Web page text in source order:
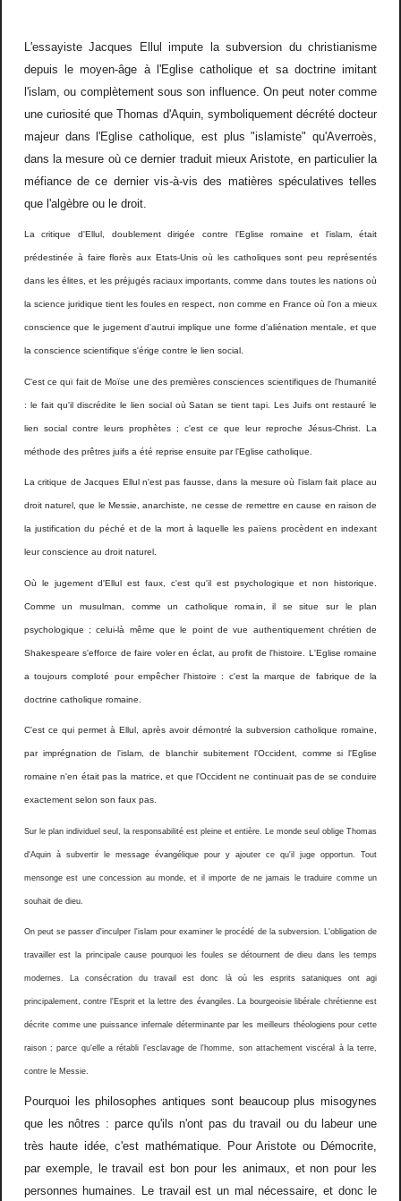
L'essayiste Jacques Ellul impute la subversion du christianisme
depuis le moyen-âge à l'Eglise catholique et sa doctrine imitant
l'islam, ou complètement sous son influence. On peut noter comme
une curiosité que Thomas d'Aquin, symboliquement décrété docteur
majeur dans l'Eglise catholique, est plus "islamiste" qu'Averroès,
dans la mesure où ce dernier traduit mieux Aristote, en particulier la
méfiance de ce dernier vis-à-vis des matières spéculatives telles
que l'algèbre ou le droit.
La critique d'Ellul, doublement dirigée contre l'Eglise romaine et l'islam, était
prédestinée à faire florès aux Etats-Unis où les catholiques sont peu représentés
dans les élites, et les préjugés raciaux importants, comme dans toutes les nations où
la science juridique tient les foules en respect, non comme en France où l'on a mieux
conscience que le jugement d'autrui implique une forme d'aliénation mentale, et que
la conscience scientifique s'érige contre le lien social.
C'est ce qui fait de Moïse une des premières consciences scientifiques de l'humanité
: le fait qu'il discrédite le lien social où Satan se tient tapi. Les Juifs ont restauré le
lien social contre leurs prophètes ; c'est ce que leur reproche Jésus-Christ. La
méthode des prêtres juifs a été reprise ensuite par l'Eglise catholique.
La critique de Jacques Ellul n'est pas fausse, dans la mesure où l'islam fait place au
droit naturel, que le Messie, anarchiste, ne cesse de remettre en cause en raison de
la justification du péché et de la mort à laquelle les païens procèdent en indexant
leur conscience au droit naturel.
Où le jugement d'Ellul est faux, c'est qu'il est psychologique et non historique.
Comme un musulman, comme un catholique romain, il se situe sur le plan
psychologique ; celui-là même que le point de vue authentiquement chrétien de
Shakespeare s'efforce de faire voler en éclat, au profit de l'histoire. L'Eglise romaine
a toujours comploté pour empêcher l'histoire : c'est la marque de fabrique de la
doctrine catholique romaine.
C'est ce qui permet à Ellul, après avoir démontré la subversion catholique romaine,
par imprégnation de l'islam, de blanchir subitement l'Occident, comme si l'Eglise
romaine n'en était pas la matrice, et que l'Occident ne continuait pas de se conduire
exactement selon son faux pas.
Sur le plan individuel seul, la responsabilité est pleine et entière. Le monde seul oblige Thomas
d'Aquin à subvertir le message évangélique pour y ajouter ce qu'il juge opportun. Tout
mensonge est une concession au monde, et il importe de ne jamais le traduire comme un
souhait de dieu.
On peut se passer d'inculper l'islam pour examiner le procédé de la subversion. L'obligation de
travailler est la principale cause pourquoi les foules se détournent de dieu dans les temps
modernes. La consécration du travail est donc là où les esprits sataniques ont agi
principalement, contre l'Esprit et la lettre des évangiles. La bourgeoisie libérale chrétienne est
décrite comme une puissance infernale déterminante par les meilleurs théologiens pour cette
raison ; parce qu'elle a rétabli l'esclavage de l'homme, son attachement viscéral à la terre,
contre le Messie.
Pourquoi les philosophes antiques sont beaucoup plus misogynes
que les nôtres : parce qu'ils n'ont pas du travail ou du labeur une
très haute idée, c'est mathématique. Pour Aristote ou Démocrite,
par exemple, le travail est bon pour les animaux, et non pour les
personnes humaines. Le travail est un mal nécessaire, et donc le